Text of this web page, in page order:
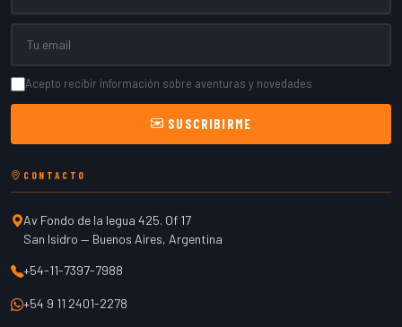
Acepto recibir información sobre aventuras y novedades
SUSCRIBIRME
CONTACTO
Av Fondo de la legua 425. Of 17
San Isidro — Buenos Aires, Argentina
+54-11-7397-7988
+54 9 11 2401-2278